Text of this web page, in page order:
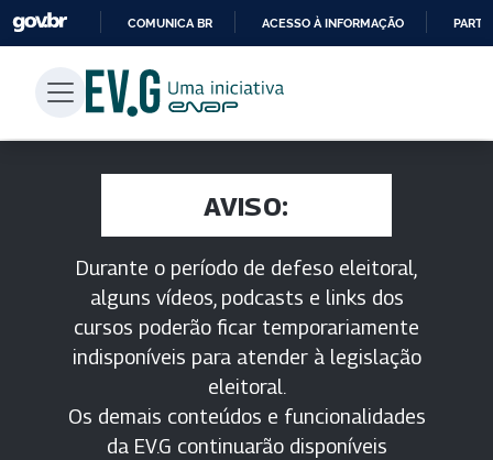
PARA
CONTEÚDO
COMUNICA BR ACESSO À INFORMAÇÃO
AVISO:
Durante o período de defeso eleitoral,
alguns vídeos, podcasts e links dos
cursos poderão ficar temporariamente
indisponíveis para atender à legislação
eleitoral.
Os demais conteúdos e funcionalidades
da EV.G continuarão disponíveis